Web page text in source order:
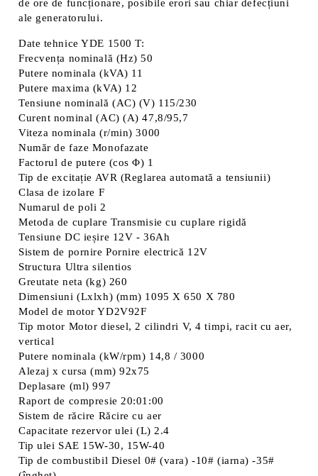
de ore de funcționare, posibile erori sau chiar defecțiuni
ale generatorului.
Date tehnice YDE 1500 T:
Frecvența nominală (Hz) 50
Putere nominala (kVA) 11
Putere maxima (kVA) 12
Tensiune nominală (AC) (V) 115/230
Curent nominal (AC) (A) 47,8/95,7
Viteza nominala (r/min) 3000
Număr de faze Monofazate
Factorul de putere (cos Φ) 1
Tip de excitație AVR (Reglarea automată a tensiunii)
Clasa de izolare F
Numarul de poli 2
Metoda de cuplare Transmisie cu cuplare rigidă
Tensiune DC ieșire 12V - 36Ah
Sistem de pornire Pornire electrică 12V
Structura Ultra silentios
Greutate neta (kg) 260
Dimensiuni (Lxlxh) (mm) 1095 X 650 X 780
Model de motor YD2V92F
Tip motor Motor diesel, 2 cilindri V, 4 timpi, racit cu aer,
vertical
Putere nominala (kW/rpm) 14,8 / 3000
Alezaj x cursa (mm) 92x75
Deplasare (ml) 997
Raport de compresie 20:01:00
Sistem de răcire Răcire cu aer
Capacitate rezervor ulei (L) 2.4
Tip ulei SAE 15W-30, 15W-40
Tip de combustibil Diesel 0# (vara) -10# (iarna) -35#